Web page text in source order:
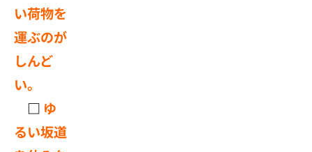
い荷物を
運ぶのが
しんど
い。
□ ゆ
るい坂道